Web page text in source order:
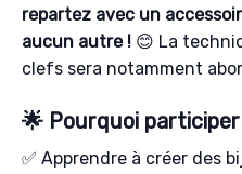
repartez avec un
aucun autre ! 😊 La
clefs sera notamment
🌟 Pourquoi
✅ Apprendre à créer des